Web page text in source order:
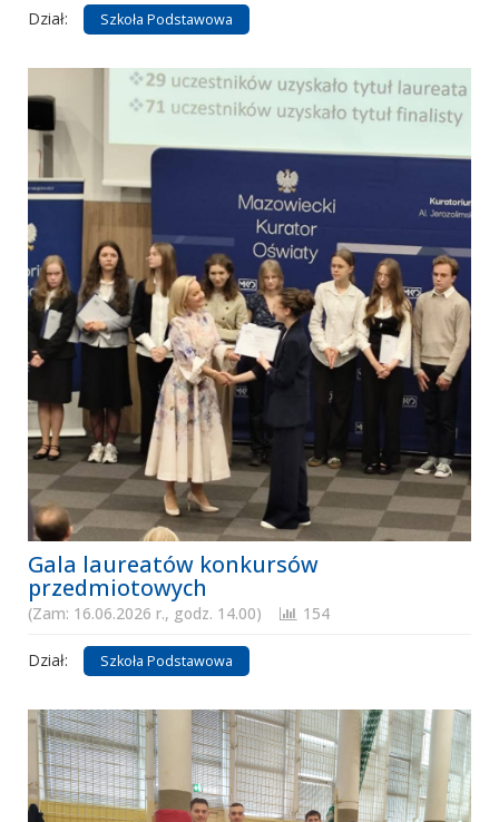
Dział: Szkoła Podstawowa
Gala laureatów konkursów
przedmiotowych
(Zam: 16.06.2026 r., godz. 14.00) 154
Dział: Szkoła Podstawowa